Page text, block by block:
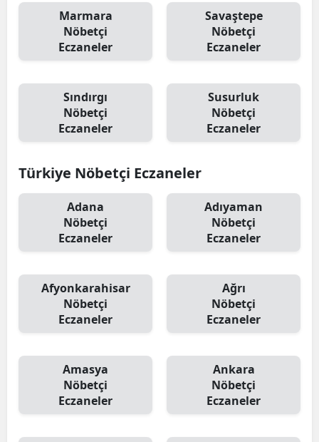
Marmara
Nöbetçi
Eczaneler
Savaştepe
Nöbetçi
Eczaneler
Sındırgı
Nöbetçi
Eczaneler
Susurluk
Nöbetçi
Eczaneler
Türkiye Nöbetçi Eczaneler
Adana
Nöbetçi
Eczaneler
Adıyaman
Nöbetçi
Eczaneler
Afyonkarahisar
Nöbetçi
Eczaneler
Ağrı
Nöbetçi
Eczaneler
Amasya
Nöbetçi
Eczaneler
Ankara
Nöbetçi
Eczaneler